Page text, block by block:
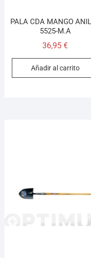
PALA CDA MANGO
5525-M.A
36,95€
Añadir al carrito